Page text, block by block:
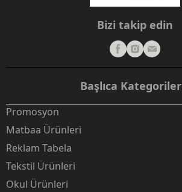
Bizi takip edin
Başlıca Kategoriler
Promosyon
Matbaa Ürünleri
Reklam Tabela
Tekstil Ürünleri
Okul Ürünleri